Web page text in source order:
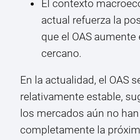
El contexto
actual refuerza la
que el OAS
cercano.
En la actualidad, el OAS
relativamente estable,
los mercados aún no
completamente la